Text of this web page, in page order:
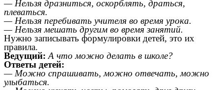
— Нельзя дразниться, оскорблять, драться,
плеваться.
— Нельзя перебивать учителя во время урока.
— Нельзя мешать другим во время занятий.
Нужно записывать формулировки детей, это их
правила.
Ведущий: А что можно делать в школе?
Ответы детей:
— Можно спрашивать, можно отвечать, можно
улыбаться.